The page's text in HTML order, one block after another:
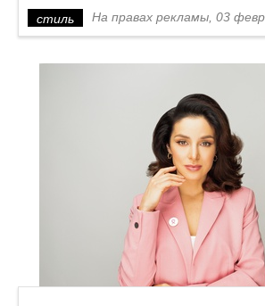
стиль На правах рекламы, 03